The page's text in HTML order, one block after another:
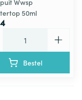
50ml
Bestel